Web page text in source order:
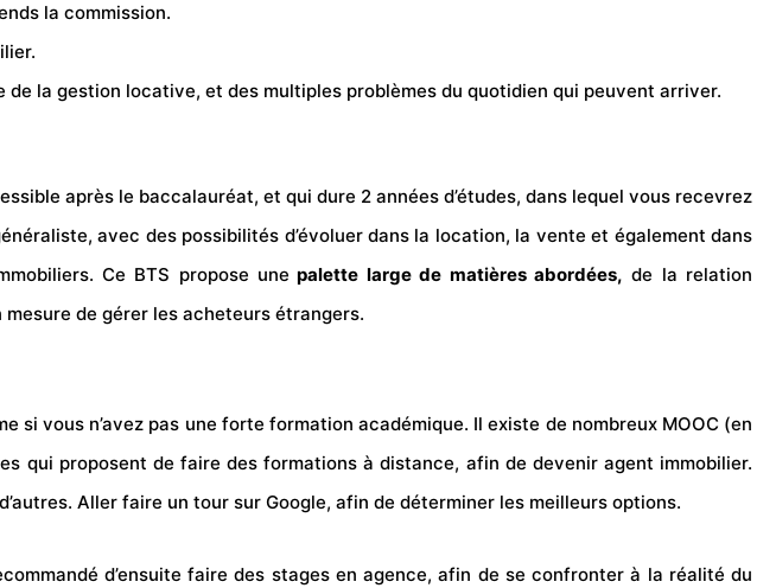
la commission.
de la gestion locative, et des multiples problèmes du quotidien qui peuvent arriver.
après le baccalauréat, et qui dure 2 années d’études, dans lequel vous recevrez
avec des possibilités d’évoluer dans la location, la vente et également dans
Ce BTS propose une palette large de matières abordées, de la relation
mesure de gérer les acheteurs étrangers.
si vous n’avez pas une forte formation académique. Il existe de nombreux MOOC (en
qui proposent de faire des formations à distance, afin de devenir agent immobilier.
Aller faire un tour sur Google, afin de déterminer les meilleurs options.
d’ensuite faire des stages en agence, afin de se confronter à la réalité du